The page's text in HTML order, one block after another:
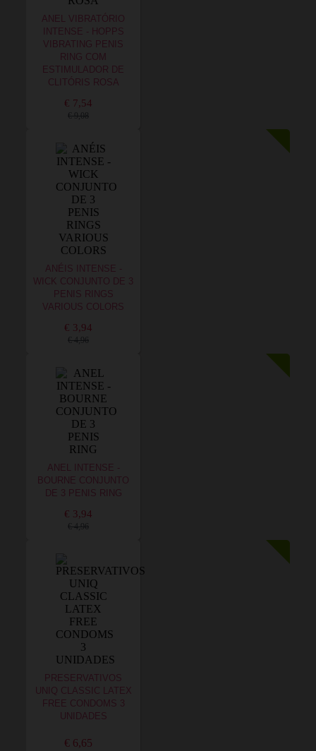
ANEL VIBRATÓRIO
INTENSE - HOPPS
VIBRATING PENIS
RING COM
ESTIMULADOR DE
CLITÓRIS ROSA
€ 7,54
€ 9,08
ANÉIS INTENSE -
WICK CONJUNTO DE 3
PENIS RINGS
VARIOUS COLORS
€ 3,94
€ 4,96
ANEL INTENSE -
BOURNE CONJUNTO
DE 3 PENIS RING
€ 3,94
€ 4,96
PRESERVATIVOS
UNIQ CLASSIC LATEX
FREE CONDOMS 3
UNIDADES
€ 6,65